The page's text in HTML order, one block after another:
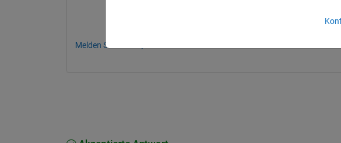
Melden Sie sich an, um zu kommentieren.